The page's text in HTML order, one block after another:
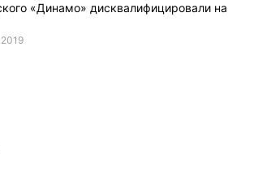
«Динамо» дисквалифицировали на